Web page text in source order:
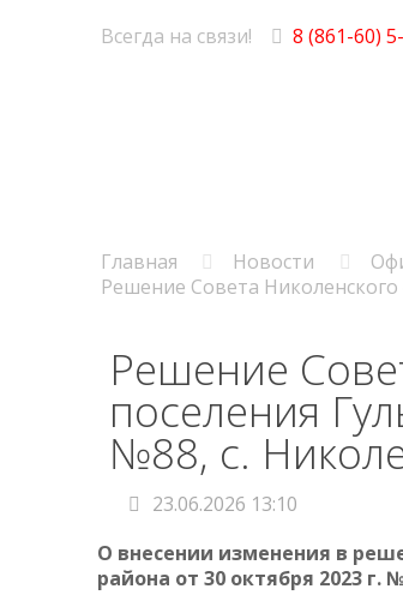
Всегда на связи! 8 (861-60)
Главная Новости
Решение Совета Николенского
Решение
поселения
№88, с.
23.06.2026 13:10
О внесении изменения в
района от 30 октября 2023